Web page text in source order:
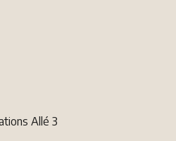
Allé 3